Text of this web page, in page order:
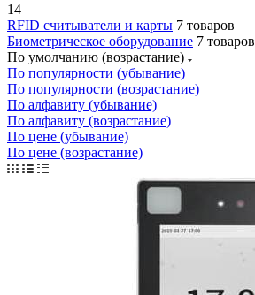
14
RFID считыватели и карты 7 товаров
Биометрическое оборудование 7 товаров
По умолчанию (возрастание)
По популярности (убывание)
По популярности (возрастание)
По алфавиту (убывание)
По алфавиту (возрастание)
По цене (убывание)
По цене (возрастание)